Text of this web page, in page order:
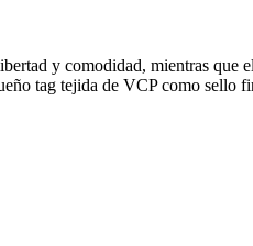
y comodidad, mientras que
tag tejida de VCP como sello